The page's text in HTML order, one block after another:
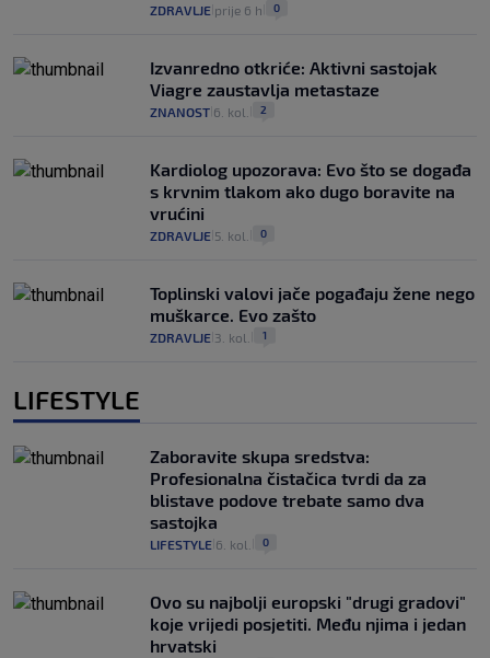
ZDRAVLJE prije 6 h 0
Izvanredno otkriće: Aktivni sastojak
Viagre zaustavlja metastaze
ZNANOST 6. kol. 2
Kardiolog upozorava: Evo što se događa
s krvnim tlakom ako dugo boravite na
vrućini
ZDRAVLJE 5. kol. 0
Toplinski valovi jače pogađaju žene nego
muškarce. Evo zašto
ZDRAVLJE 3. kol. 1
LIFESTYLE
Zaboravite skupa sredstva:
Profesionalna čistačica tvrdi da za
blistave podove trebate samo dva
sastojka
LIFESTYLE 6. kol. 0
Ovo su najbolji europski "drugi gradovi"
koje vrijedi posjetiti. Među njima i jedan
hrvatski